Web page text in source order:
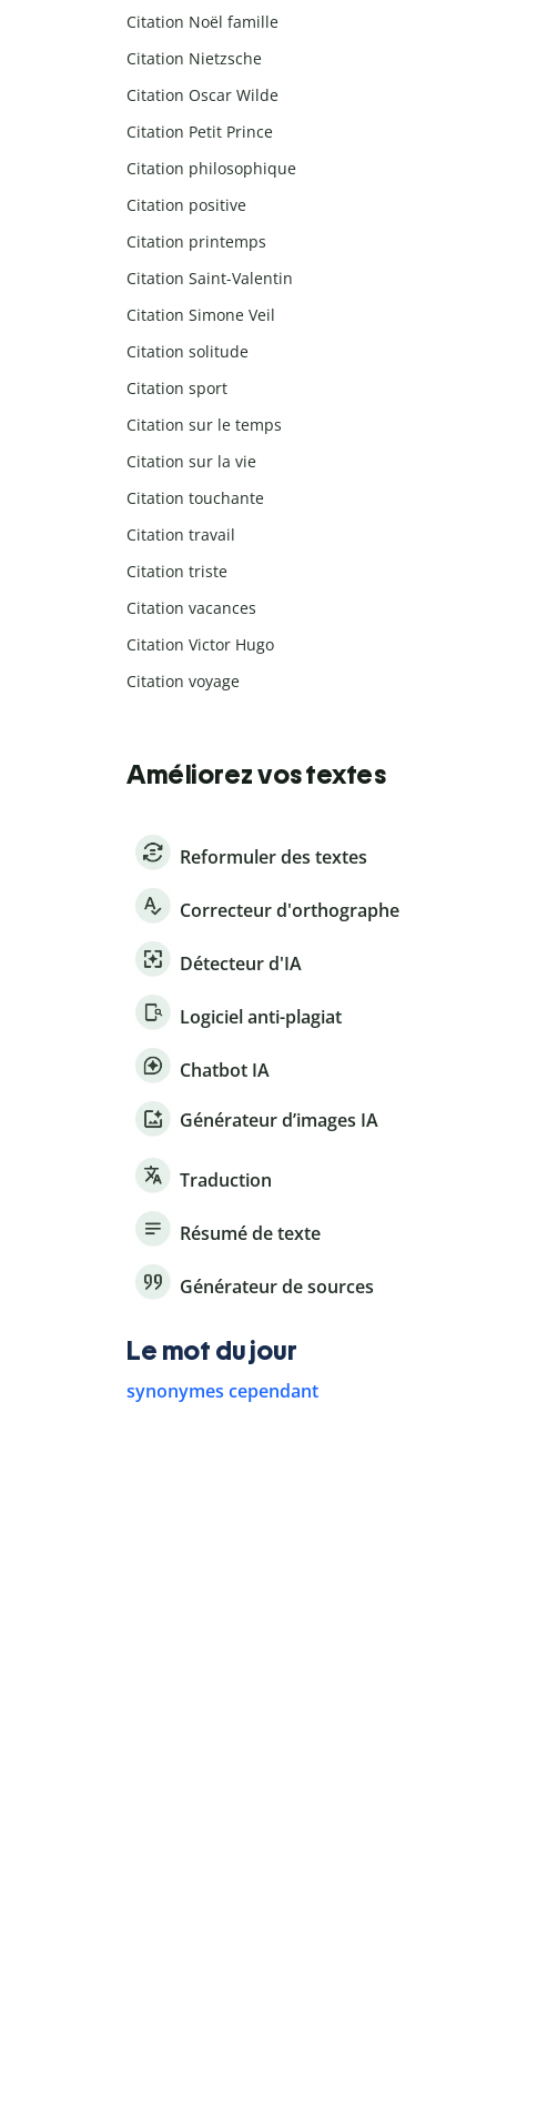
Citation Noël famille
Citation Nietzsche
Citation Oscar Wilde
Citation Petit Prince
Citation philosophique
Citation positive
Citation printemps
Citation Saint-Valentin
Citation Simone Veil
Citation solitude
Citation sport
Citation sur le temps
Citation sur la vie
Citation touchante
Citation travail
Citation triste
Citation vacances
Citation Victor Hugo
Citation voyage
Améliorez vos textes
Reformuler des textes
Correcteur d'orthographe
Détecteur d'IA
Logiciel anti-plagiat
Chatbot IA
Générateur d’images IA
Traduction
Résumé de texte
Générateur de sources
Le mot du jour
synonymes cependant